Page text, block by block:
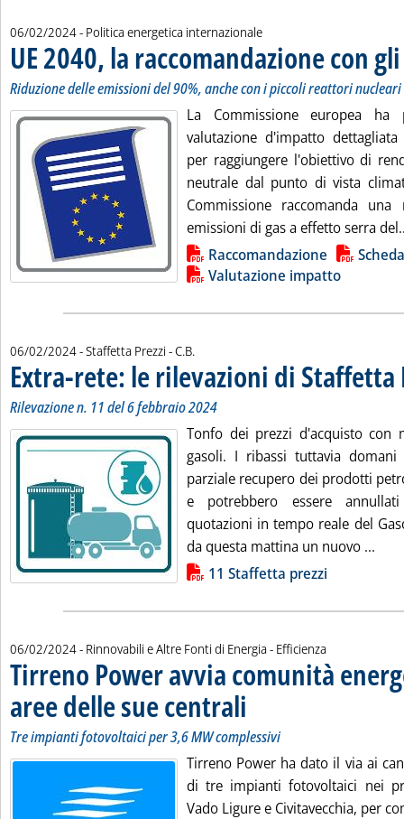
06/02/2024- Politica energetica internazionale
UE 2040, la raccomandazione con
Riduzione delle emissioni del 90%, anche con i piccoli reattori
La Commissione europea ha
valutazione d'impatto
per raggiungere l'obiettivo di
neutrale dal punto di vista
Commissione raccomanda
emissioni di gas a effetto serra
Lista allegati PDF alla notiziaRaccomandazione
Scheda
Valutazione impatto
06/02/2024- Staffetta Prezzi -di:
C.B.
Extra-rete: le rilevazioni di Staffetta
Rilevazione n. 11 del 6 febbraio 2024
Tonfo dei prezzi d'acquisto con
gasoli. I ribassi tuttavia
parziale recupero dei prodotti
e potrebbero essere
quotazioni in tempo reale del
da questa mattina un nuovo ...
Lista allegati PDF alla notizia11 Staffetta prezzi
06/02/2024- Rinnovabili e Altre Fonti di Energia - Efficienza
Tirreno Power avvia comunità
aree delle sue centrali . Sottotitolo: Tre impianti
. Pubblicata martedì 06 febbraio
Tre impianti fotovoltaici per 3,6 MW complessivi
Tirreno Power ha dato il via ai
di tre impianti fotovoltaici nei
Vado Ligure e Civitavecchia, per